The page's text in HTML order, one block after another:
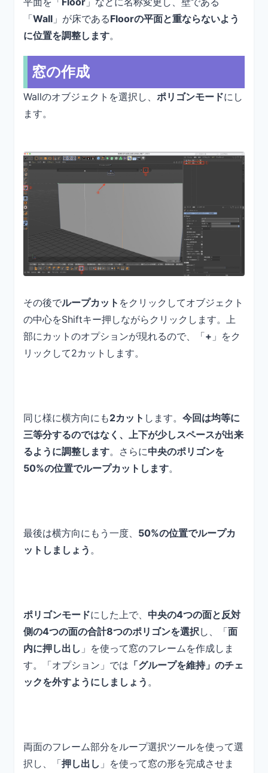
「Wall 」が床であるFloorの平面と重ならないよう
に位置を調整します。
窓の作成
Wallのオブジェクトを選択し、 ポリゴンモードにし
ます。
その後でループカット をクリックしてオブジェクト
の中心をShiftキー押しながらクリックします。上
部にカットのオプションが現れるので、「+ 」をク
リックして2カットします。
同じ様に横方向にも2カット します。 今回は均等に
三等分するのではなく、上下が少しスペースが出来
るように調整します。さらに中央のポリゴンを
50%の位置でループカットします。
最後は横方向にもう一度、 50%の位置でループカ
ットしましょう 。
ポリゴンモードにした上で、 中央の4つの面と反対
側の4つの面の合計8つのポリゴンを選択 し、「面
内に押し出し 」を使って窓のフレームを作成しま
す。「オプション」では 「グループを維持」のチェ
ックを外すようにしましょう 。
両面のフレーム部分をループ選択ツールを使って選
択し、「押し出し 」を使って窓の形を完成させま